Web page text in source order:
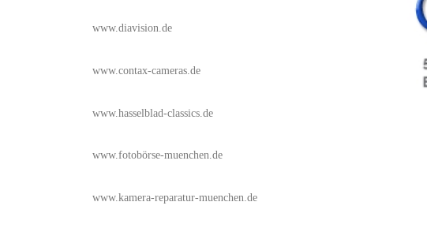
www.diavision.de
www.contax-cameras.de
www.hasselblad-classics.de
www.fotobörse-muenchen.de
www.kamera-reparatur-muenchen.de